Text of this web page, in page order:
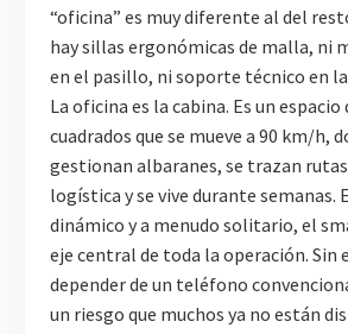
“oficina” es muy diferente al del
hay sillas ergonómicas de malla, ni
en el pasillo, ni soporte técnico en
La oficina es la cabina. Es un
cuadrados que se mueve a 90 km/h,
gestionan albaranes, se trazan
logística y se vive durante semanas.
dinámico y a menudo solitario, el
eje central de toda la operación. Sin
depender de un teléfono
un riesgo que muchos ya no están